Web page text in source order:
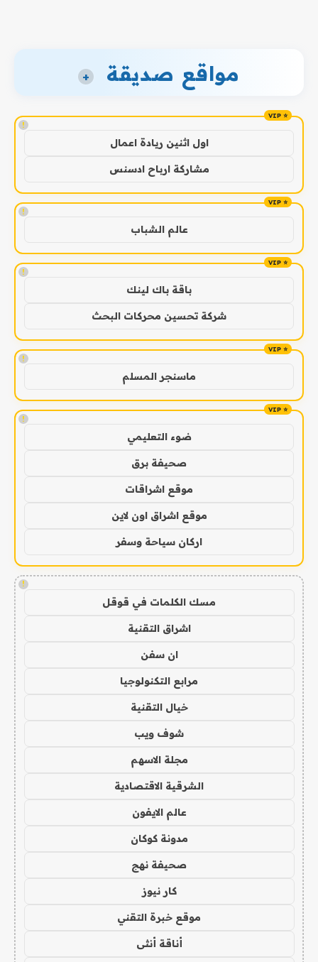
مواقع صديقة +
!
اول اثنين ريادة اعمال
مشاركة ارباح ادسنس
!
عالم الشباب
!
باقة باك لينك
شركة تحسين محركات البحث
!
ماسنجر المسلم
!
ضوء التعليمي
صحيفة برق
موقع اشراقات
موقع اشراق اون لاين
اركان سياحة وسفر
!
مسك الكلمات في قوقل
اشراق التقنية
ان سفن
مرابع التكنولوجيا
خيال التقنية
شوف ويب
مجلة الاسهم
الشرقية الاقتصادية
عالم الايفون
مدونة كوكان
صحيفة نهج
كار نيوز
موقع خبرة التقني
أناقة أنثى